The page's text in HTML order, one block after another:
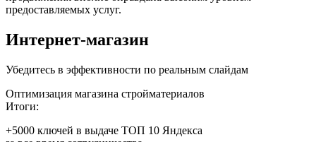
предоставляемых услуг.
Интернет-магазин
Убедитесь в эффективности по реальным слайдам
Оптимизация магазина стройматериалов
Итоги:
+5000 ключей в выдаче ТОП 10 Яндекса